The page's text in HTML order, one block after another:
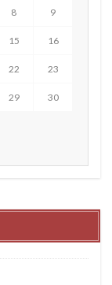
8 9
15 16
22 23
29 30